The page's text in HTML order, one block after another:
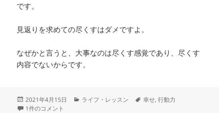
です。
見返りを求めての尽くすはダメですよ。
なぜかと言うと、大事なのは尽くす感覚であり、尽くす
内容でないからです。
投
稿
2021年4月15日
カ
ライフ・レッスン
タ
幸せ,行動力
何もやりたいことがないなら、他人の人生をどう良くすることができる
1件のコメント